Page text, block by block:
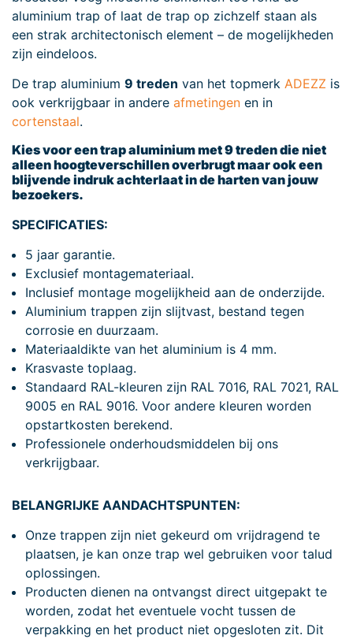
aluminium trap of laat de trap op zichzelf staan als
een strak architectonisch element – de mogelijkheden
zijn eindeloos.
De trap aluminium 9 treden van het topmerk ADEZZ is
ook verkrijgbaar in andere afmetingen en in
cortenstaal.
Kies voor een trap aluminium met 9 treden die niet
alleen hoogteverschillen overbrugt maar ook een
blijvende indruk achterlaat in de harten van jouw
bezoekers.
SPECIFICATIES:
5 jaar garantie.
Exclusief montagemateriaal.
Inclusief montage mogelijkheid aan de onderzijde.
Aluminium trappen zijn slijtvast, bestand tegen
corrosie en duurzaam.
Materiaaldikte van het aluminium is 4 mm.
Krasvaste toplaag.
Standaard RAL-kleuren zijn RAL 7016, RAL 7021, RAL
9005 en RAL 9016. Voor andere kleuren worden
opstartkosten berekend.
Professionele onderhoudsmiddelen bij ons
verkrijgbaar.
BELANGRIJKE AANDACHTSPUNTEN:
Onze trappen zijn niet gekeurd om vrijdragend te
plaatsen, je kan onze trap wel gebruiken voor talud
oplossingen.
Producten dienen na ontvangst direct uitgepakt te
worden, zodat het eventuele vocht tussen de
verpakking en het product niet opgesloten zit. Dit